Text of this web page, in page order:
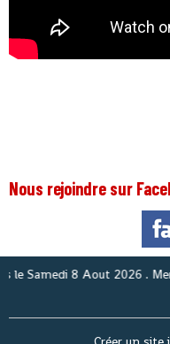
Nous rejoindre sur